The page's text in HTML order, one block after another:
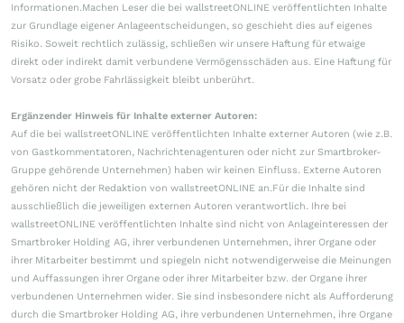
Informationen.Machen Leser die bei wallstreetONLINE veröffentlichten Inhalte
zur Grundlage eigener Anlageentscheidungen, so geschieht dies auf eigenes
Risiko. Soweit rechtlich zulässig, schließen wir unsere Haftung für etwaige
direkt oder indirekt damit verbundene Vermögensschäden aus. Eine Haftung für
Vorsatz oder grobe Fahrlässigkeit bleibt unberührt.
Ergänzender Hinweis für Inhalte externer Autoren:
Auf die bei wallstreetONLINE veröffentlichten Inhalte externer Autoren (wie z.B.
von Gastkommentatoren, Nachrichtenagenturen oder nicht zur Smartbroker-
Gruppe gehörende Unternehmen) haben wir keinen Einfluss. Externe Autoren
gehören nicht der Redaktion von wallstreetONLINE an.Für die Inhalte sind
ausschließlich die jeweiligen externen Autoren verantwortlich. Ihre bei
wallstreetONLINE veröffentlichten Inhalte sind nicht von Anlageinteressen der
Smartbroker Holding AG, ihrer verbundenen Unternehmen, ihrer Organe oder
ihrer Mitarbeiter bestimmt und spiegeln nicht notwendigerweise die Meinungen
und Auffassungen ihrer Organe oder ihrer Mitarbeiter bzw. der Organe ihrer
verbundenen Unternehmen wider. Sie sind insbesondere nicht als Aufforderung
durch die Smartbroker Holding AG, ihre verbundenen Unternehmen, ihre Organe